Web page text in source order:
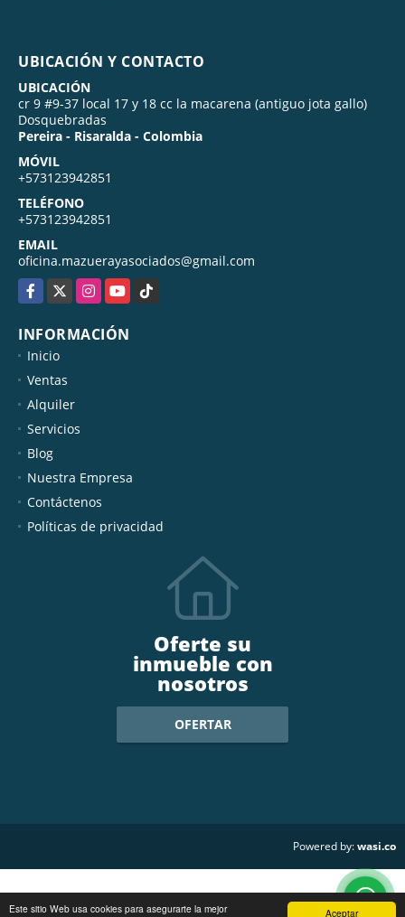
Aceptar
Este sitio Web usa cookies para asegurarte la mejor
UBICACIÓN Y CONTACTO
UBICACIÓN
cr 9 #9-37 local 17 y 18 cc la macarena (antiguo jota gallo)
Dosquebradas
Pereira - Risaralda - Colombia
MÓVIL
+573123942851
TELÉFONO
+573123942851
EMAIL
oficina.mazuerayasociados@gmail.com
Facebook
X InstagramYouTubeTikTok
INFORMACIÓN
Inicio
Ventas
Alquiler
Servicios
Blog
Nuestra Empresa
Contáctenos
Políticas de privacidad
Oferte su
inmueble con
nosotros
OFERTAR
Powered by:wasi.co